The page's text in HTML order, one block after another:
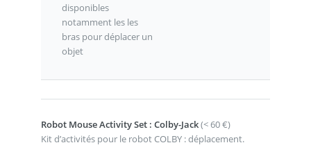
disponibles
notamment les les
bras pour déplacer un
objet
Robot Mouse Activity Set : Colby-Jack(< 60 €)
Kit d’activités pour le robot COLBY : déplacement.